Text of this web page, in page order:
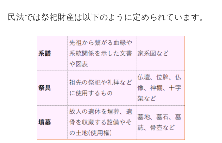
民法では祭祀財産は以下のように定められています。